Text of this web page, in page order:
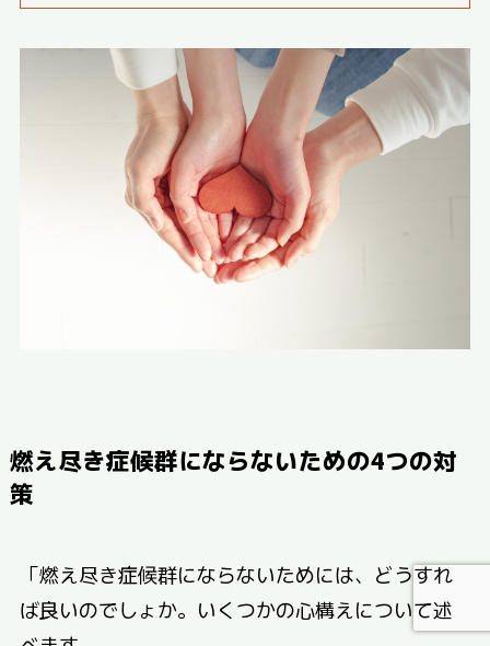
燃え尽き症候群にならないための4つの対
策
「燃え尽き症候群にならないためには、どうすれ
ば良いのでしょか。いくつかの心構えについて述